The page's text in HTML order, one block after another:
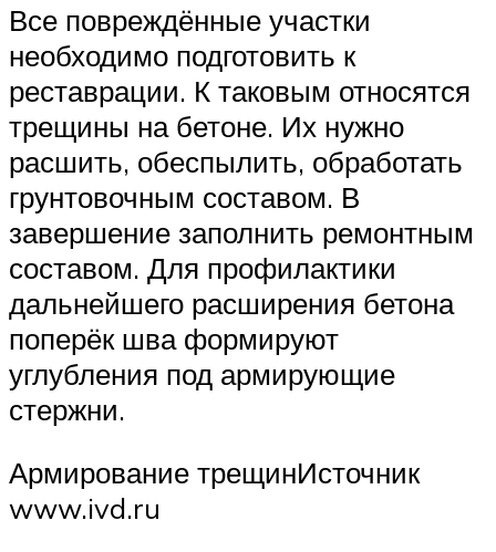
Все повреждённые участки
необходимо подготовить к
реставрации. К таковым относятся
трещины на бетоне. Их нужно
расшить, обеспылить, обработать
грунтовочным составом. В
завершение заполнить ремонтным
составом. Для профилактики
дальнейшего расширения бетона
поперёк шва формируют
углубления под армирующие
стержни.
Армирование трещинИсточник
www.ivd.ru